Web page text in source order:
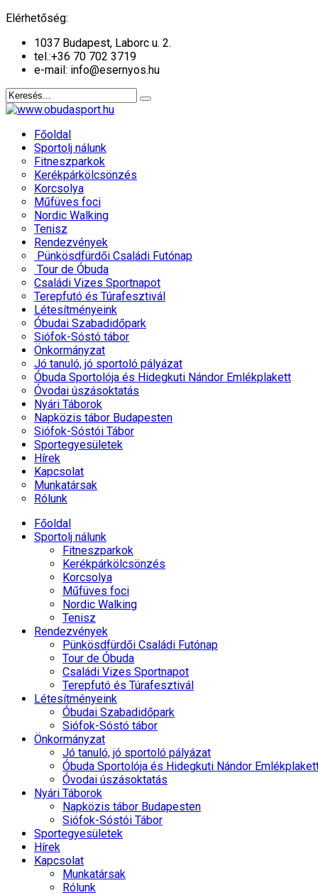
Elérhetőség:
1037 Budapest, Laborc u. 2.
tel.:+36 70 702 3719
e-mail: info@esernyos.hu
Főoldal
Sportolj nálunk
Fitneszparkok
Kerékpárkölcsönzés
Korcsolya
Műfüves foci
Nordic Walking
Tenisz
Rendezvények
Pünkösdfürdői Családi Futónap
Tour de Óbuda
Családi Vizes Sportnapot
Terepfutó és Túrafesztivál
Létesítményeink
Óbudai Szabadidőpark
Siófok-Sóstó tábor
Önkormányzat
Jó tanuló, jó sportoló pályázat
Óbuda Sportolója és Hidegkuti Nándor Emlékplakett
Óvodai úszásoktatás
Nyári Táborok
Napközis tábor Budapesten
Siófok-Sóstói Tábor
Sportegyesületek
Hírek
Kapcsolat
Munkatársak
Rólunk
Főoldal
Sportolj nálunk
Fitneszparkok
Kerékpárkölcsönzés
Korcsolya
Műfüves foci
Nordic Walking
Tenisz
Rendezvények
Pünkösdfürdői Családi Futónap
Tour de Óbuda
Családi Vizes Sportnapot
Terepfutó és Túrafesztivál
Létesítményeink
Óbudai Szabadidőpark
Siófok-Sóstó tábor
Önkormányzat
Jó tanuló, jó sportoló pályázat
Óbuda Sportolója és Hidegkuti Nándor
Óvodai úszásoktatás
Nyári Táborok
Napközis tábor Budapesten
Siófok-Sóstói Tábor
Sportegyesületek
Hírek
Kapcsolat
Munkatársak
Rólunk